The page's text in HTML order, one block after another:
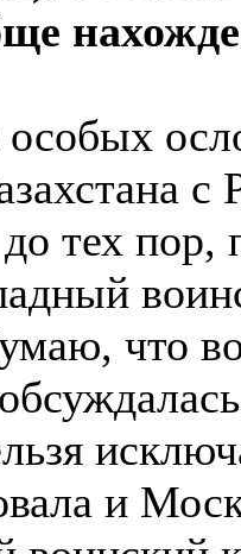
с
тех пор,
что
и